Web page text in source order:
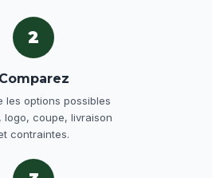
2
Comparez
les options possibles
logo, coupe, livraison
contraintes.